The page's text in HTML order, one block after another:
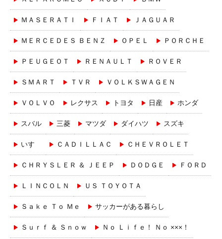
ＭＡＳＥＲＡＴＩ ＦＩＡＴ ＪＡＧＵＡＲ
ＭＥＲＣＥＤＥＳ ＢＥＮＺ ＯＰＥＬ ＰＯＲＣＨＥ
ＰＥＵＧＥＯＴ ＲＥＮＡＵＬＴ ＲＯＶＥＲ
ＳＭＡＲＴ ＴＶＲ ＶＯＬＫＳＷＡＧＥＮ
ＶＯＬＶＯ レクサス トヨタ 日産 ホンダ
スバル 三菱 マツダ ダイハツ スズキ
いすゞ ＣＡＤＩＬＬＡＣ ＣＨＥＶＲＯＬＥＴ
ＣＨＲＹＳＬＥＲ ＆ ＪＥＥＰ ＤＯＤＧＥ ＦＯＲＤ
ＬＩＮＣＯＬＮ ＵＳ ＴＯＹＯＴＡ
Ｓａｋｅ Ｔｏ Ｍｅ サッカーがある暮らし
Ｓｕｒｆ ＆ Ｓｎｏｗ Ｎｏ Ｌｉｆｅ！ Ｎｏ ×××！